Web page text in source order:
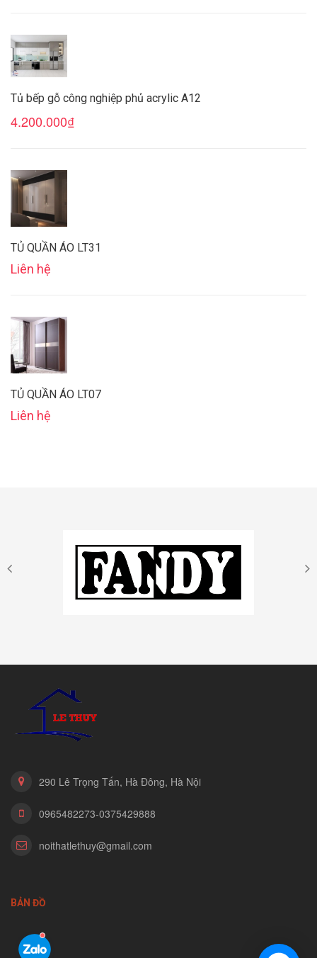
Tủ bếp gỗ công nghiệp phủ acrylic A12
4.200.000₫
TỦ QUẦN ÁO LT31
Liên hệ
TỦ QUẦN ÁO LT07
Liên hệ
290 Lê Trọng Tấn, Hà Đông, Hà Nội
0965482273-0375429888
noithatlethuy@gmail.com
BẢN ĐỒ